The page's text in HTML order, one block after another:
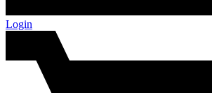
Login